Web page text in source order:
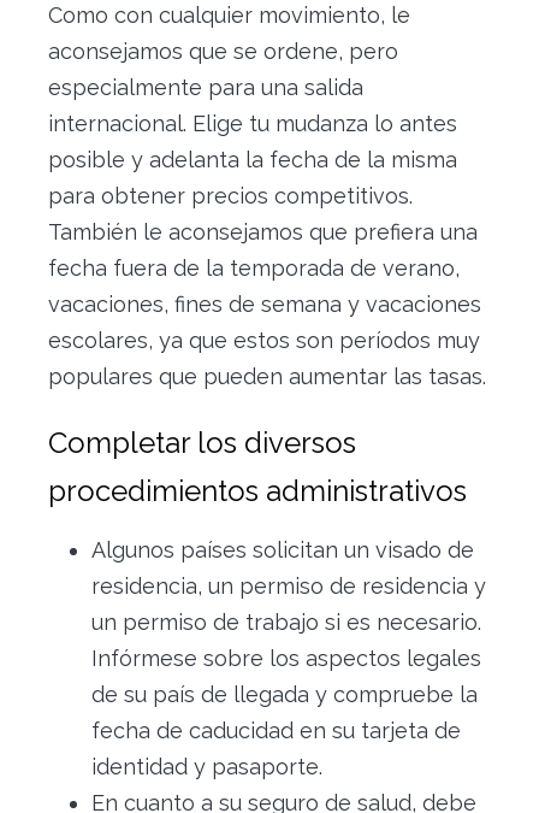
Alquiler vacacional
Como con cualquier movimiento, le
aconsejamos que se ordene, pero
especialmente para una salida
internacional. Elige tu mudanza lo antes
posible y adelanta la fecha de la misma
para obtener precios competitivos.
También le aconsejamos que prefiera una
fecha fuera de la temporada de verano,
vacaciones, fines de semana y vacaciones
escolares, ya que estos son períodos muy
populares que pueden aumentar las tasas.
Completar los diversos
procedimientos administrativos
Algunos países solicitan un visado de
residencia, un permiso de residencia y
un permiso de trabajo si es necesario.
Infórmese sobre los aspectos legales
de su país de llegada y compruebe la
fecha de caducidad en su tarjeta de
identidad y pasaporte.
En cuanto a su seguro de salud, debe